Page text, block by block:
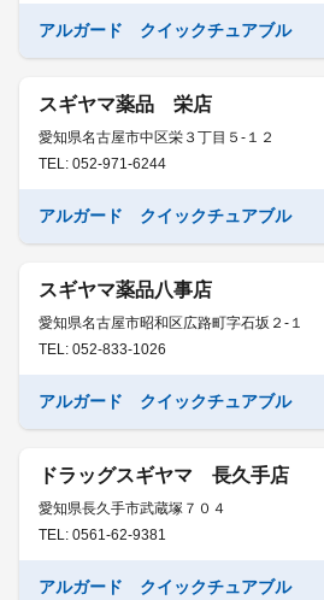
アルガード クイックチュアブル
スギヤマ薬品 栄店
愛知県名古屋市中区栄３丁目５-１２
TEL: 052-971-6244
アルガード クイックチュアブル
スギヤマ薬品八事店
愛知県名古屋市昭和区広路町字石坂２-１
TEL: 052-833-1026
アルガード クイックチュアブル
ドラッグスギヤマ 長久手店
愛知県長久手市武蔵塚７０４
TEL: 0561-62-9381
アルガード クイックチュアブル